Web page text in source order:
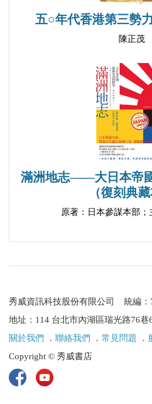
五○年代香港第三勢
陳正茂
滿洲地志——大日本帝
（復刻典藏
原著：日本參謀本部；
秀威資訊科技股份有限公司 統編：
地址：114 台北市內湖區瑞光路76巷
關於我們
． 聯絡我們 ． 常見問題 ．
Copyright © 秀威書店